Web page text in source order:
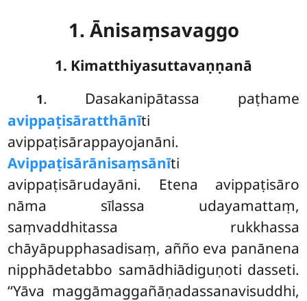
1. Ānisaṃsavaggo
1. Kimatthiyasuttavaṇṇanā
1. Dasakanipātassa paṭhame
avippaṭisāratthānīti
avippaṭisārappayojanāni.
Avippaṭisārānisaṃsānīti
avippaṭisārudayāni. Etena avippaṭisāro
nāma sīlassa udayamattaṃ,
saṃvaddhitassa rukkhassa
chāyāpupphasadisaṃ, añño eva panānena
nipphādetabbo samādhiādiguṇoti dasseti.
‘‘Yāva maggāmaggañāṇadassanavisuddhi,